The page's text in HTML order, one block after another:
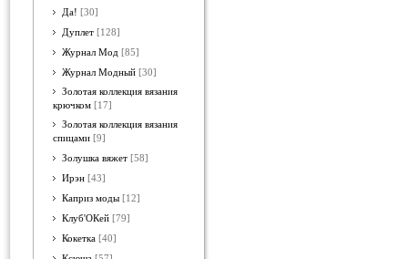
Да! [30]
Дуплет [128]
Журнал Мод [85]
Журнал Модный [30]
Золотая коллекция вязания
крючком [17]
Золотая коллекция вязания
спицами [9]
Золушка вяжет [58]
Ирэн [43]
Каприз моды [12]
Клуб'ОКей [79]
Кокетка [40]